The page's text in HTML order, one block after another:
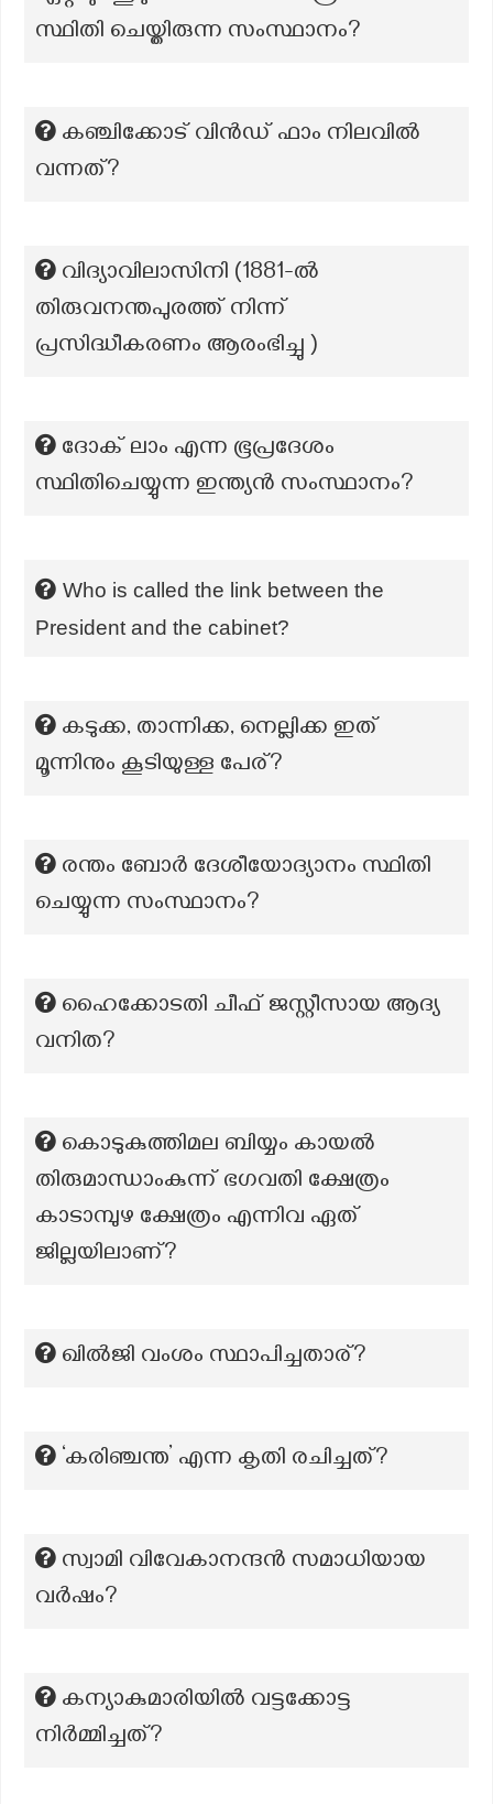
സ്ഥിതി ചെയ്തിരുന്ന സംസ്ഥാനം?
കഞ്ചിക്കോട് വിന്‍ഡ് ഫാം നിലവില്‍
വന്നത്?
വിദ്യാവിലാസിനി (1881-ല്‍
തിരുവനന്തപുരത്ത് നിന്ന്
പ്രസിദ്ധീകരണം ആരംഭിച്ചു )
ദോക് ലാം എന്ന ഭൂപ്രദേശം
സ്ഥിതിചെയ്യുന്ന ഇന്ത്യൻ സംസ്ഥാനം?
Who is called the link between the
President and the cabinet?
കടുക്ക, താന്നിക്ക, നെല്ലിക്ക ഇത്
മൂന്നിനും കൂടിയുള്ള പേര്?
രന്തം ബോർ ദേശീയോദ്യാനം സ്ഥിതി
ചെയ്യുന്ന സംസ്ഥാനം?
ഹൈക്കോടതി ചീഫ് ജസ്റ്റീസായ ആദ്യ
വനിത?
കൊടുകുത്തിമല ബിയ്യം കായൽ
തിരുമാന്ധാംകുന്ന് ഭഗവതി ക്ഷേത്രം
കാടാമ്പുഴ ക്ഷേത്രം എന്നിവ ഏത്
ജില്ലയിലാണ്?
ഖിൽജി വംശം സ്ഥാപിച്ചതാര്?
‘കരിഞ്ചന്ത’ എന്ന കൃതി രചിച്ചത്?
സ്വാമി വിവേകാനന്ദൻ സമാധിയായ
വർഷം?
കന്യാകുമാരിയിൽ വട്ടക്കോട്ട
നിർമ്മിച്ചത്?